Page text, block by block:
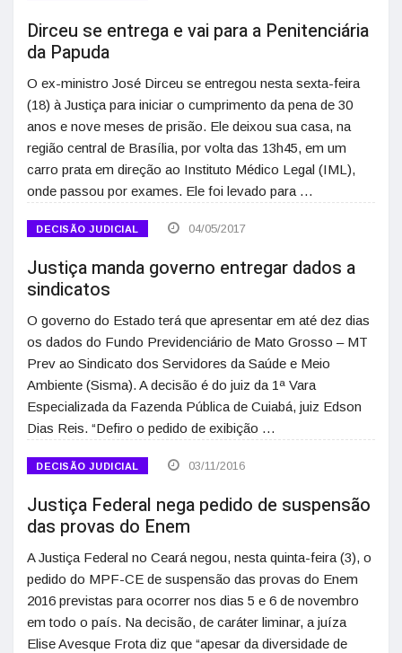
Dirceu se entrega e vai para a Penitenciária
da Papuda
O ex-ministro José Dirceu se entregou nesta sexta-feira
(18) à Justiça para iniciar o cumprimento da pena de 30
anos e nove meses de prisão. Ele deixou sua casa, na
região central de Brasília, por volta das 13h45, em um
carro prata em direção ao Instituto Médico Legal (IML),
onde passou por exames. Ele foi levado para …
DECISÃO JUDICIAL 04/05/2017
Justiça manda governo entregar dados a
sindicatos
O governo do Estado terá que apresentar em até dez dias
os dados do Fundo Previdenciário de Mato Grosso – MT
Prev ao Sindicato dos Servidores da Saúde e Meio
Ambiente (Sisma). A decisão é do juiz da 1ª Vara
Especializada da Fazenda Pública de Cuiabá, juiz Edson
Dias Reis. “Defiro o pedido de exibição …
DECISÃO JUDICIAL 03/11/2016
Justiça Federal nega pedido de suspensão
das provas do Enem
A Justiça Federal no Ceará negou, nesta quinta-feira (3), o
pedido do MPF-CE de suspensão das provas do Enem
2016 previstas para ocorrer nos dias 5 e 6 de novembro
em todo o país. Na decisão, de caráter liminar, a juíza
Elise Avesque Frota diz que “apesar da diversidade de